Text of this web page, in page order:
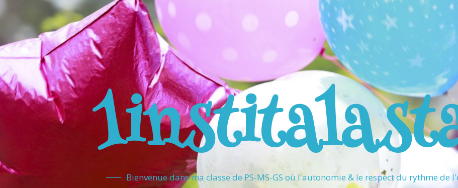
Bienvenue dans ma classe de PS-MS-GS où l'autonomie & le respect du rythme